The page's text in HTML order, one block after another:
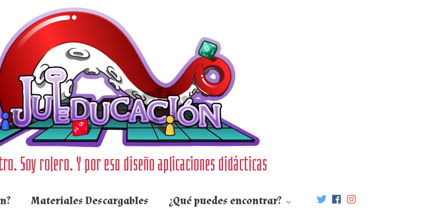
Soy rolero. Y por eso diseño aplicaciones didácticas
Materiales Descargables ¿Qué puedes encontrar?